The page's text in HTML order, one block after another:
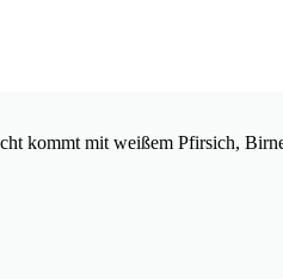
kommt mit weißem Pfirsich,